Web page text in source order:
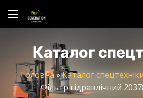
Каталог
Головна»Каталог
Фільтр гідравлічний